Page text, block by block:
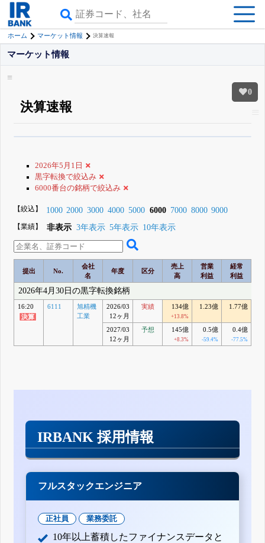
ホーム マーケット情報 決算速報
0
マーケット情報
決算速報
登録すると永久30%OFFと米株版の先行利用も付きます
2026年5月1日
黒字転換で絞込み
6000番台の銘柄で絞込み
【絞込】 1000 2000 3000 4000 5000 6000 7000 8000 9000
【業績】 非表示 3年表示 5年表示 10年表示
提出 No.
会社
名
年度 区分
売上
高
営業
利益
経常
利益
2026年4月30日の黒字転換銘柄
16:20 6111
旭精機
工業
2026/03
12ヶ月
実績 134億
+13.8%
1.23億 1.77億
2027/03
12ヶ月
予想 145億
+8.3%
0.5億
-59.4%
0.4億
-77.5%
IRBANK 採用情報
フルスタックエンジニア
正社員 業務委託
10年以上蓄積したファイナンスデータと